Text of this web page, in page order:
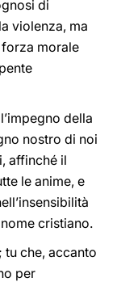
di
violenza, ma
morale
della
nostro di noi
affinché il
le anime, e
cristiano.
tu che, accanto
per